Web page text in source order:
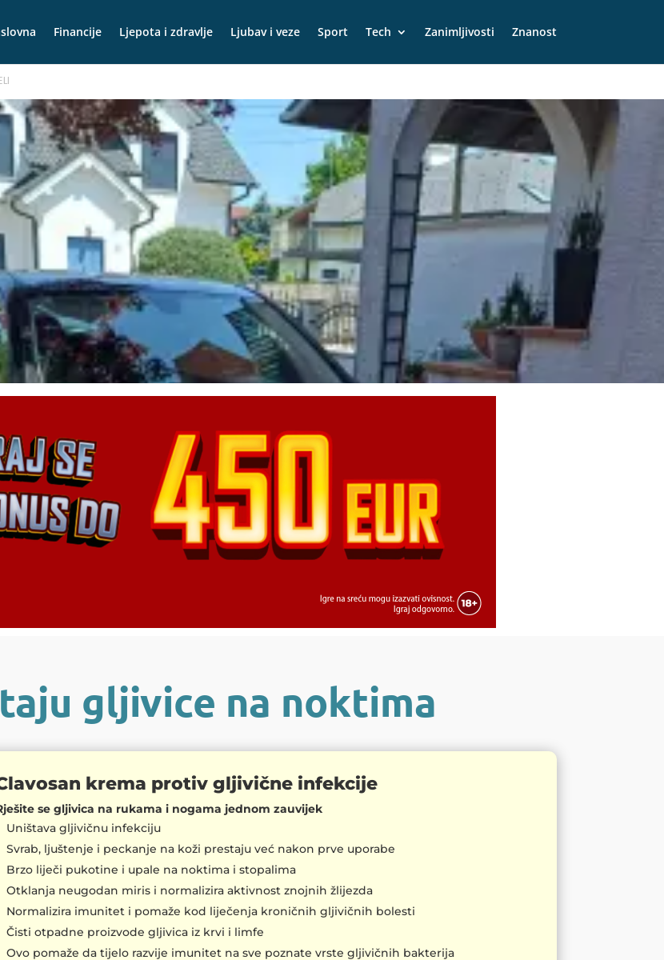
Financije Ljepota i zdravlje Ljubav i veze Sport Tech Zanimljivosti Znanost
gljivice na noktima
krema protiv gljivične infekcije
se gljivica na rukama i nogama jednom zauvijek
Uništava gljivičnu infekciju
Svrab, ljuštenje i peckanje na koži prestaju već nakon prve uporabe
Brzo liječi pukotine i upale na noktima i stopalima
Otklanja neugodan miris i normalizira aktivnost znojnih žlijezda
Normalizira imunitet i pomaže kod liječenja kroničnih gljivičnih bolesti
Čisti otpadne proizvode gljivica iz krvi i limfe
Ovo pomaže da tijelo razvije imunitet na sve poznate vrste gljivičnih bakterija